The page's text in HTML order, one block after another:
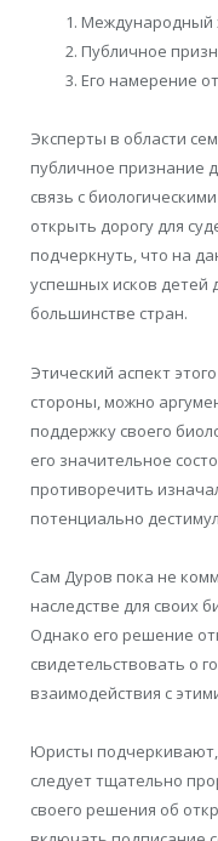
Международный
Публичное
Его намерение
Эксперты в области
публичное признание
связь с
открыть дорогу для
подчеркнуть, что на
успешных исков детей
большинстве стран.
Этический аспект
стороны, можно
поддержку своего
его значительное
противоречить
потенциально
Сам Дуров пока не
наследстве для своих
Однако его решение
свидетельствовать о
взаимодействия с
Юристы
следует тщательно
своего решения об